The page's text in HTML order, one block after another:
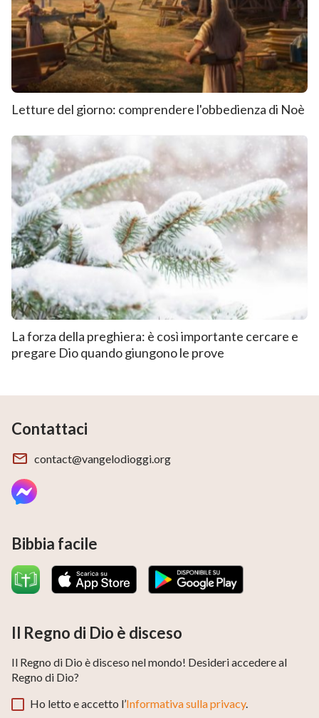
Letture del giorno: comprendere l'obbedienza di Noè
La forza della preghiera: è così importante cercare e
pregare Dio quando giungono le prove
Contattaci
contact@vangelodioggi.org
Bibbia facile
Il Regno di Dio è disceso
Il Regno di Dio è disceso nel mondo! Desideri accedere al
Regno di Dio?
Ho letto e accetto l’Informativa sulla privacy.